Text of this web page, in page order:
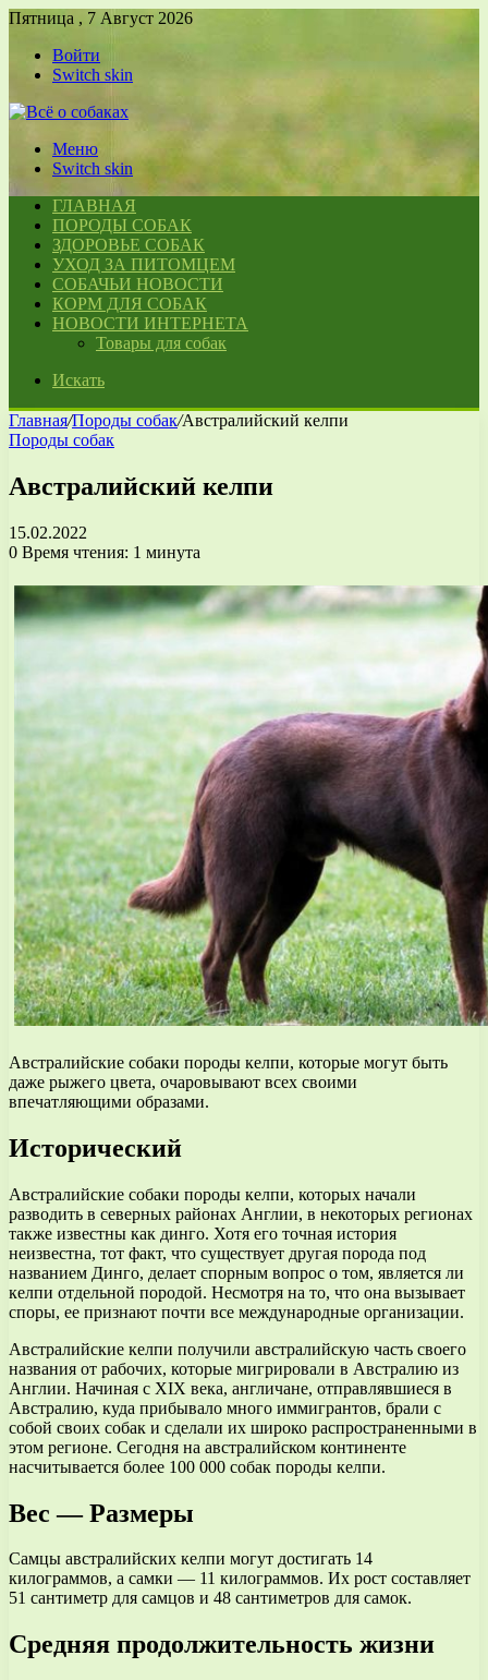
Пятница , 7 Август 2026
Войти
Switch skin
Меню
Switch skin
ГЛАВНАЯ
ПОРОДЫ СОБАК
ЗДОРОВЬЕ СОБАК
УХОД ЗА ПИТОМЦЕМ
СОБАЧЬИ НОВОСТИ
КОРМ ДЛЯ СОБАК
НОВОСТИ ИНТЕРНЕТА
Товары для собак
Искать
Главная/Породы собак/Австралийский келпи
Породы собак
Австралийский келпи
15.02.2022
0 Время чтения: 1 минута
Австралийские собаки породы келпи, которые могут быть
даже рыжего цвета, очаровывают всех своими
впечатляющими образами.
Исторический
Австралийские собаки породы келпи, которых начали
разводить в северных районах Англии, в некоторых регионах
также известны как динго. Хотя его точная история
неизвестна, тот факт, что существует другая порода под
названием Динго, делает спорным вопрос о том, является ли
келпи отдельной породой. Несмотря на то, что она вызывает
споры, ее признают почти все международные организации.
Австралийские келпи получили австралийскую часть своего
названия от рабочих, которые мигрировали в Австралию из
Англии. Начиная с XIX века, англичане, отправлявшиеся в
Австралию, куда прибывало много иммигрантов, брали с
собой своих собак и сделали их широко распространенными в
этом регионе. Сегодня на австралийском континенте
насчитывается более 100 000 собак породы келпи.
Вес — Размеры
Самцы австралийских келпи могут достигать 14
килограммов, а самки — 11 килограммов. Их рост составляет
51 сантиметр для самцов и 48 сантиметров для самок.
Средняя продолжительность жизни